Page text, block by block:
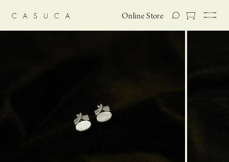
Online Store